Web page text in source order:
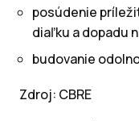
posúdenie
diaľku a dopadu
budovanie
Zdroj: CBRE